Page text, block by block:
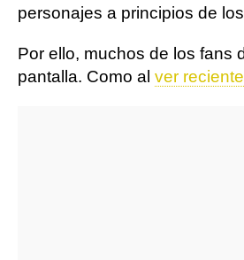
personajes a principios de
Por ello, muchos de los fans
pantalla. Como al ver